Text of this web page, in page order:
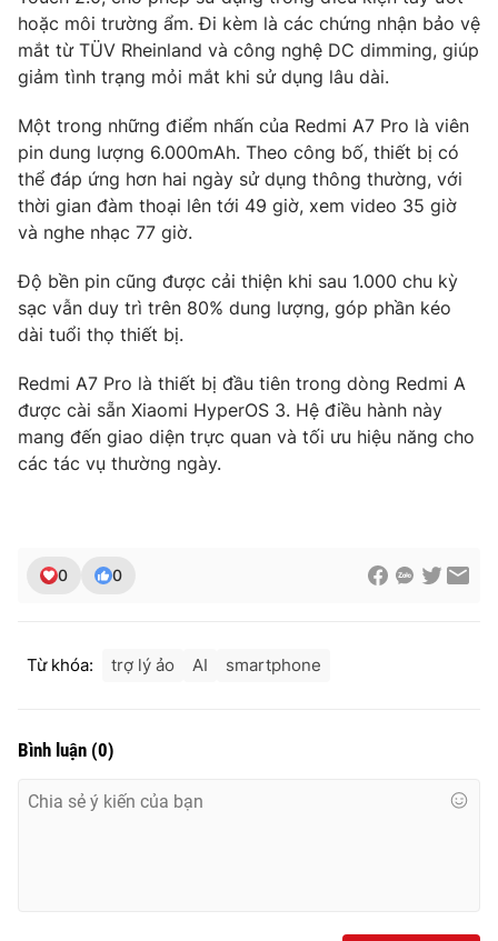
Ðiện thoại Thời báo VTV:
024.66 897 897
Email:toasoan@vtv.vn
Liên hệ quảng cáo:024-7300.7108
® Cấm sao chép dưới mọi hình thức nếu không có sự chấp
thuận bằng văn bản. Ghi rõ nguồn VTV.vn khi phát hành lại
thông tin từ website này.
hoặc môi trường ẩm. Đi kèm là các chứng nhận bảo vệ
mắt từ TÜV Rheinland và công nghệ DC dimming, giúp
giảm tình trạng mỏi mắt khi sử dụng lâu dài.
Một trong những điểm nhấn của Redmi A7 Pro là viên
pin dung lượng 6.000mAh. Theo công bố, thiết bị có
thể đáp ứng hơn hai ngày sử dụng thông thường, với
thời gian đàm thoại lên tới 49 giờ, xem video 35 giờ
và nghe nhạc 77 giờ.
Độ bền pin cũng được cải thiện khi sau 1.000 chu kỳ
sạc vẫn duy trì trên 80% dung lượng, góp phần kéo
dài tuổi thọ thiết bị.
Redmi A7 Pro là thiết bị đầu tiên trong dòng Redmi A
được cài sẵn Xiaomi HyperOS 3. Hệ điều hành này
mang đến giao diện trực quan và tối ưu hiệu năng cho
các tác vụ thường ngày.
0 0
Từ khóa: trợ lý ảo AI smartphone
Bình luận (0)